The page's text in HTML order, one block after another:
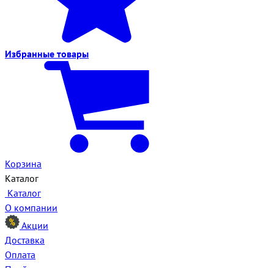
Избранные товары
Корзина
Каталог
Каталог
О компании
Акции
Доставка
Оплата